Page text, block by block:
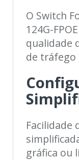
O Switch
124G-
qualidade
de tráfego
Facilidade
gráfica ou